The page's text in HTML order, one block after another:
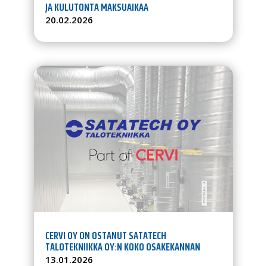
JA KULUTONTA MAKSUAIKAA
20.02.2026
CERVI OY ON OSTANUT SATATECH
TALOTEKNIIKKA OY:N KOKO OSAKEKANNAN
13.01.2026